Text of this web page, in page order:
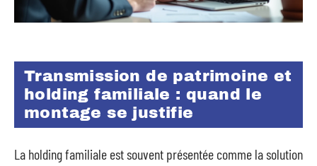
Transmission de patrimoine et
holding familiale : quand le
montage se justifie
La holding familiale est souvent présentée comme la solution